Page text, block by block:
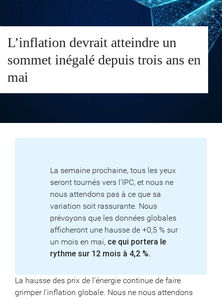
L’inflation devrait atteindre un
sommet inégalé depuis trois ans en
mai
La semaine prochaine, tous les yeux
seront tournés vers l’IPC, et nous ne
nous attendons pas à ce que sa
variation soit rassurante. Nous
prévoyons que les données globales
afficheront une hausse de +0,5 % sur
un mois en mai, ce qui portera le
rythme sur 12 mois à 4,2 %.
La hausse des prix de l’énergie continue de faire
grimper l’inflation globale. Nous ne nous attendons